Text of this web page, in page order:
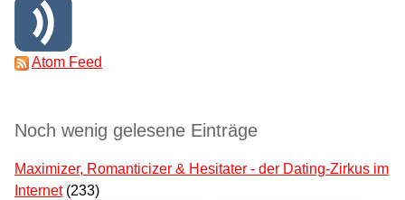
Atom Feed
Noch wenig gelesene Einträge
Maximizer, Romanticizer & Hesitater - der Dating-Zirkus im
Internet (233)